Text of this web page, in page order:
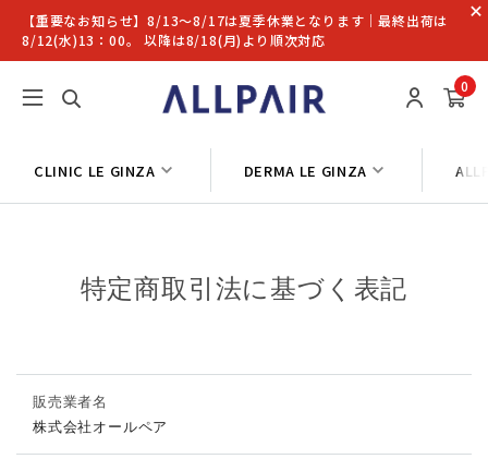
【重要なお知らせ】8/13〜8/17は夏季休業となります｜最終出荷は
8/12(水)13：00。 以降は8/18(月)より順次対応
0
CLINIC LE GINZA DERMA LE GINZA
特定商取引法に基づく表記
販売業者名
株式会社オールペア